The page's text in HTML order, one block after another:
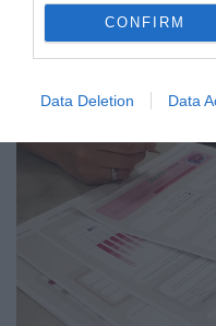
CONFIRM
Data Deletion Data